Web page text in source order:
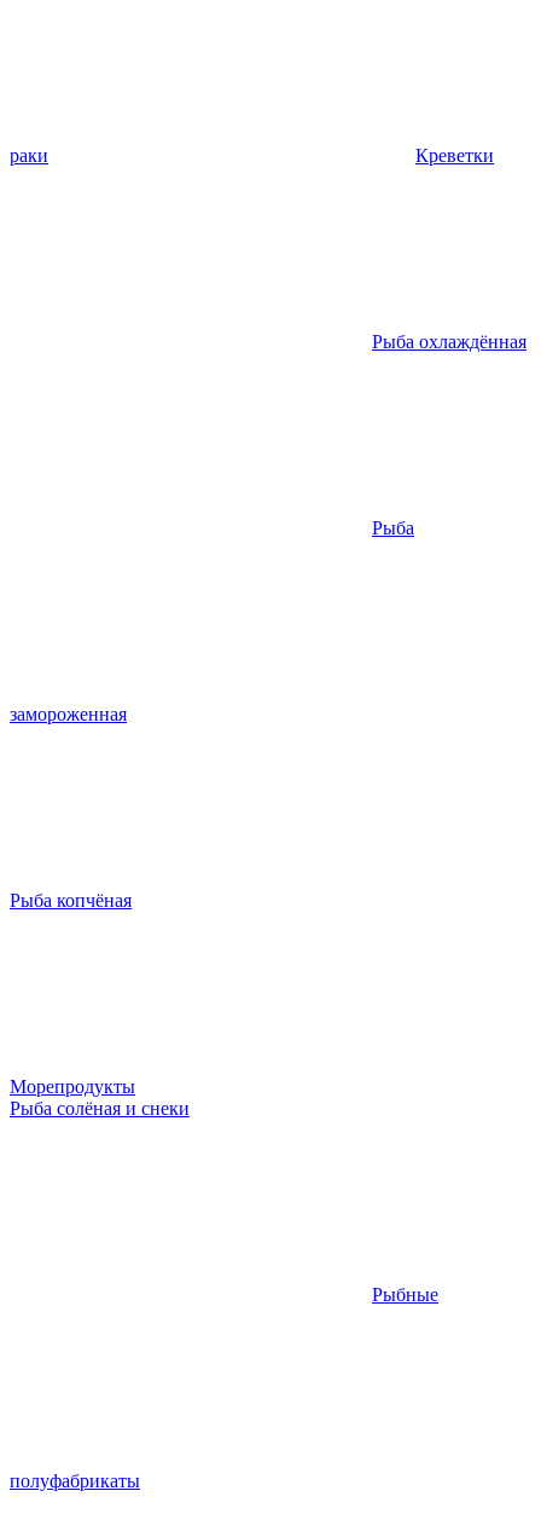
раки Креветки
Рыба охлаждённая
Рыба
замороженная
Рыба копчёная
Морепродукты
Рыба солёная и снеки
Рыбные
полуфабрикаты